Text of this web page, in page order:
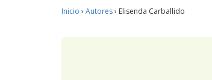
Inicio › Autores› Elisenda Carballido